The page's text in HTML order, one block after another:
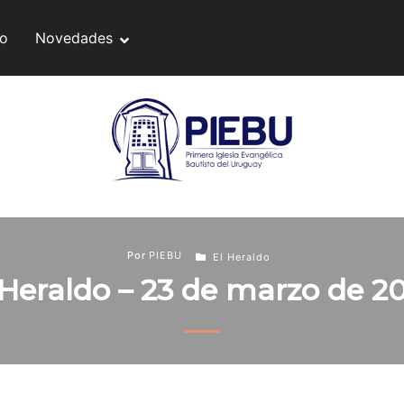
Novedades
Por PIEBU El Heraldo
– 23 de marzo de